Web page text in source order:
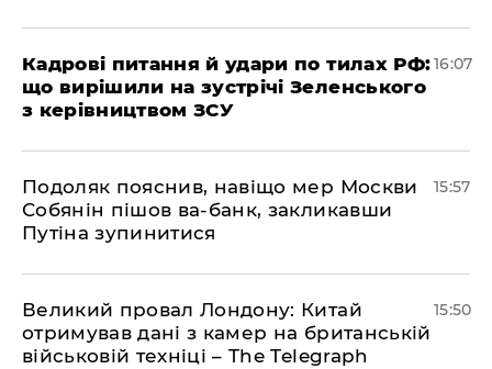
Кадрові питання й удари по тилах РФ:
що вирішили на зустрічі Зеленського
з керівництвом ЗСУ
16:07
Подоляк пояснив, навіщо мер Москви
Собянін пішов ва-банк, закликавши
Путіна зупинитися
15:57
Великий провал Лондону: Китай
отримував дані з камер на британській
військовій техніці – The Telegraph
15:50